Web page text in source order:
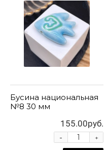
Бусина национальная
№8 30 мм
155.00руб.
+
-